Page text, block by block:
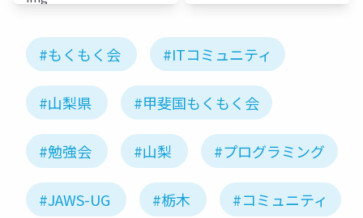
#もくもく会 #ITコミュニティ
#山梨県 #甲斐国もくもく会
#勉強会 #山梨 #プログラミング
#JAWS-UG #栃木 #コミュニティ